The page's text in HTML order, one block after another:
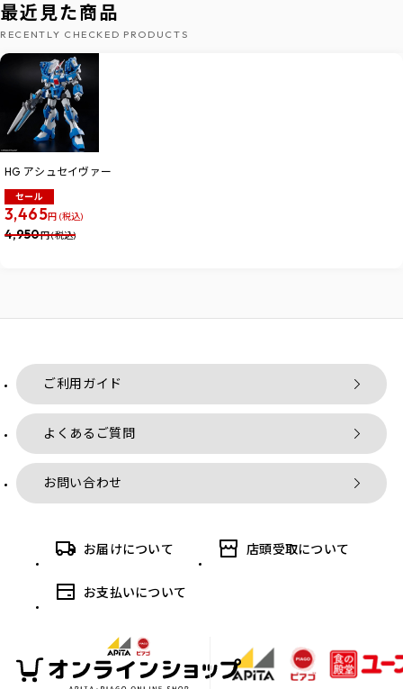
最近見た商品
RECENTLY CHECKED PRODUCTS
HG アシュセイヴァー
セール
3,465円 (税込)
4,950円 (税込)
ご利用ガイド
よくあるご質問
お問い合わせ
お届けについて 店頭受取について
お支払いについて